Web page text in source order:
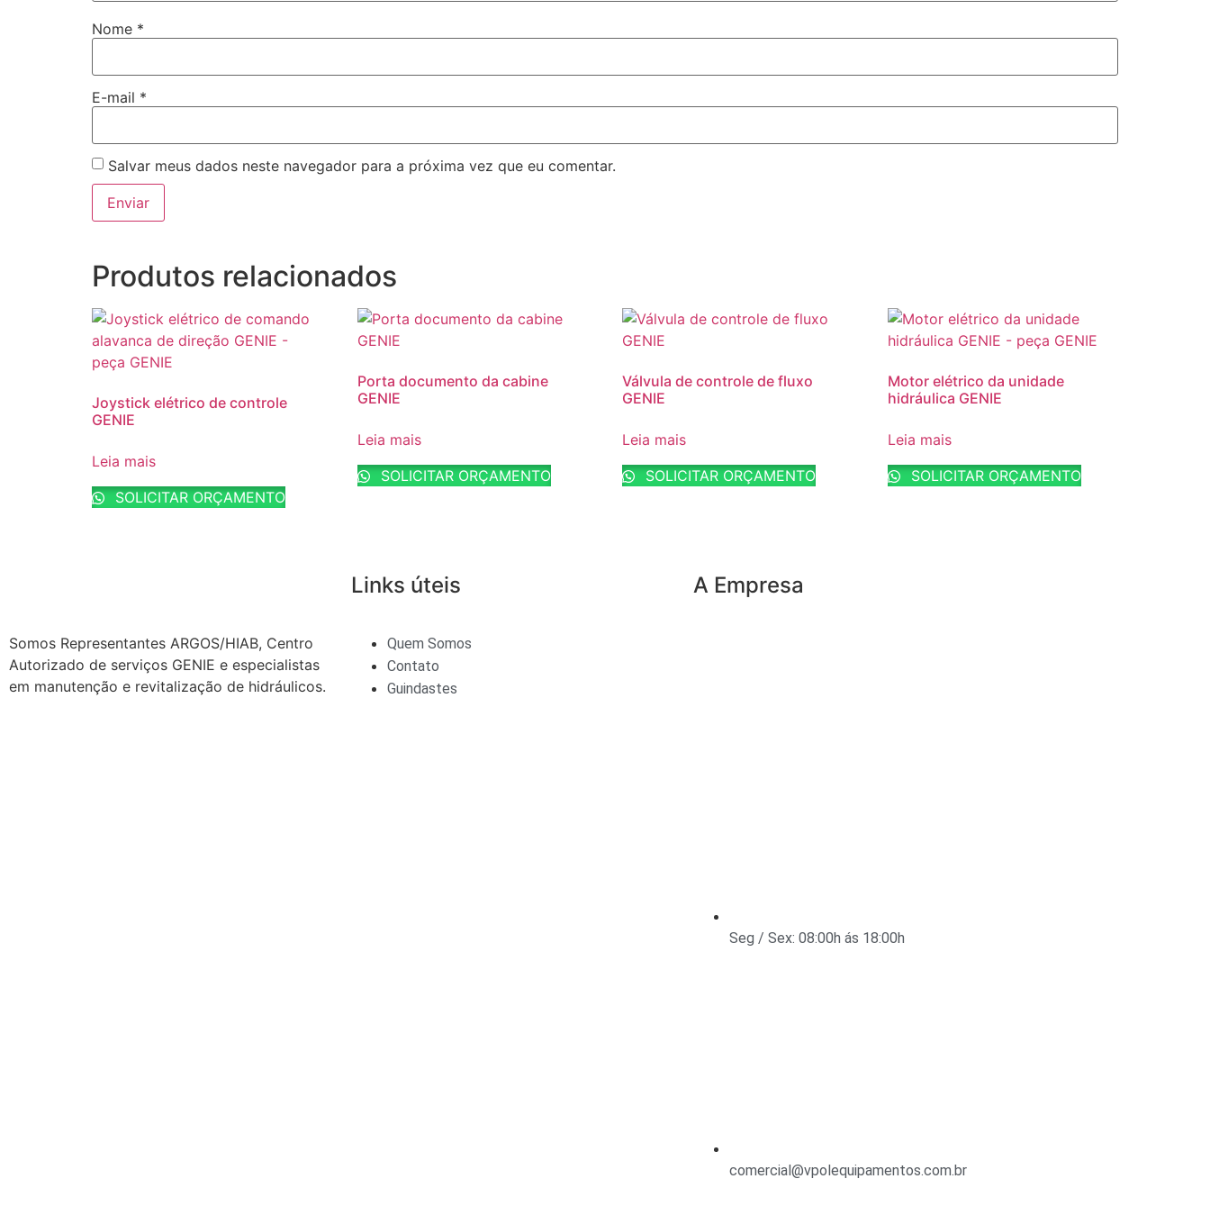
Nome *
E-mail *
Salvar meus dados neste navegador para a próxima vez que eu comentar.
Produtos relacionados
Joystick elétrico de controle
GENIE
Leia mais
SOLICITAR ORÇAMENTO
Porta documento da cabine
GENIE
Leia mais
SOLICITAR ORÇAMENTO
Válvula de controle de fluxo
GENIE
Leia mais
SOLICITAR ORÇAMENTO
Motor elétrico da unidade
hidráulica GENIE
Leia mais
SOLICITAR ORÇAMENTO
Somos Representantes ARGOS/HIAB, Centro
Autorizado de serviços GENIE e especialistas
em manutenção e revitalização de hidráulicos.
Links úteis
Quem Somos
Contato
Guindastes
A Empresa
Seg / Sex: 08:00h ás 18:00h
comercial@vpolequipamentos.com.br